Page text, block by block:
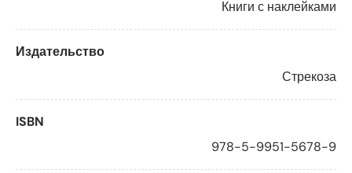
Книги с наклейками
Издательство
Стрекоза
ISBN
978-5-9951-5678-9